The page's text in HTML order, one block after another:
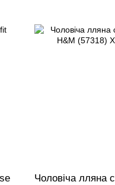
Чоловіча лляна